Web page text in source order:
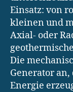
Einsatz: von
kleinen und
Axial- oder
Die
Generator
Energie